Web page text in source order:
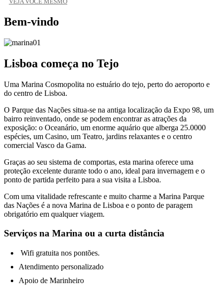
Bem-vindo
Lisboa começa no Tejo
Uma Marina Cosmopolita no estuário do tejo, perto do aeroporto e
do centro de Lisboa.
O Parque das Nações situa-se na antiga localização da Expo 98, um
bairro reinventado, onde se podem encontrar as atrações da
exposição: o Oceanário, um enorme aquário que alberga 25.0000
espécies, um Casino, um Teatro, jardins relaxantes e o centro
comercial Vasco da Gama.
Graças ao seu sistema de comportas, esta marina oferece uma
proteção excelente durante todo o ano, ideal para invernagem e o
ponto de partida perfeito para a sua visita a Lisboa.
Com uma vitalidade refrescante e muito charme a Marina Parque
das Nações é a nova Marina de Lisboa e o ponto de paragem
obrigatório em qualquer viagem.
Serviços na Marina ou a curta distância
Wifi gratuita nos pontões.
Atendimento personalizado
Apoio de Marinheiro